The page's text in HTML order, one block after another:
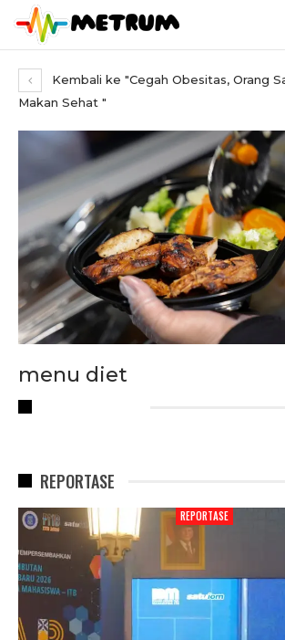
Kembali ke "Cegah Obesitas, Orang
Makan Sehat "
menu diet
REPORTASE
REPORTASE